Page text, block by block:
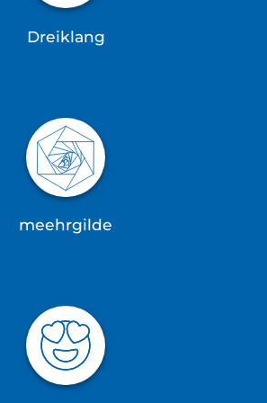
Dreiklang
meehrgilde